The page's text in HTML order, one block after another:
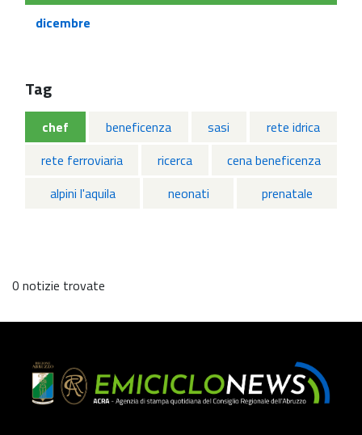
dicembre
Tag
chef beneficenza sasi
rete idrica
rete ferroviaria
ricerca
cena beneficenza
alpini l'aquila
neonati prenatale
0 notizie trovate